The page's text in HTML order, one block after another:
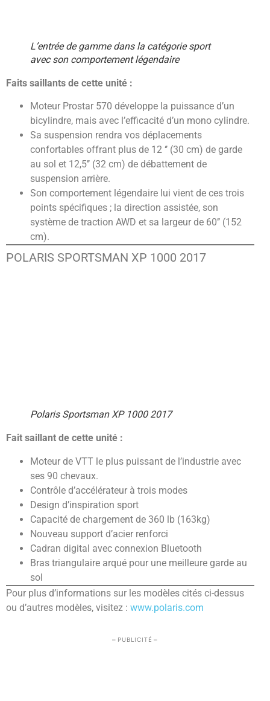
L’entrée de gamme dans la catégorie sport
avec son comportement légendaire
Faits saillants de cette unité :
Moteur Prostar 570 développe la puissance d’un
bicylindre, mais avec l’efficacité d’un mono cylindre.
Sa suspension rendra vos déplacements
confortables offrant plus de 12 ‘’ (30 cm) de garde
au sol et 12,5’’ (32 cm) de débattement de
suspension arrière.
Son comportement légendaire lui vient de ces trois
points spécifiques ; la direction assistée, son
système de traction AWD et sa largeur de 60’’ (152
cm).
POLARIS SPORTSMAN XP 1000 2017
Polaris Sportsman XP 1000 2017
Fait saillant de cette unité :
Moteur de VTT le plus puissant de l’industrie avec
ses 90 chevaux.
Contrôle d’accélérateur à trois modes
Design d’inspiration sport
Capacité de chargement de 360 lb (163kg)
Nouveau support d’acier renforci
Cadran digital avec connexion Bluetooth
Bras triangulaire arqué pour une meilleure garde au
sol
Pour plus d’informations sur les modèles cités ci-dessus
ou d’autres modèles, visitez : www.polaris.com
– PUBLICITÉ –